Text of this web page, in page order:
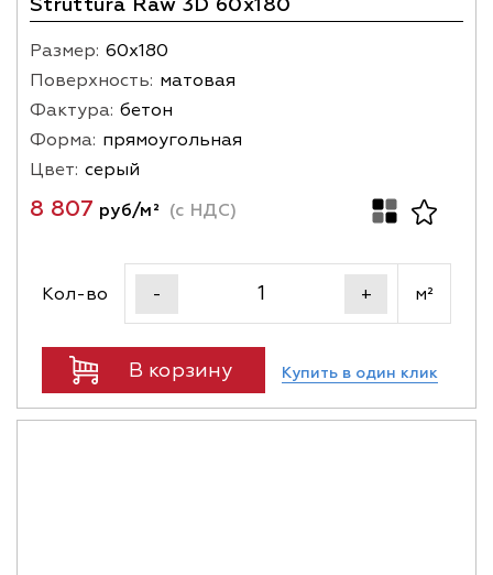
Размер: 60х180
Поверхность: матовая
Фактура: бетон
Форма: прямоугольная
Цвет: серый
8 807 руб/м² (с НДС)
Кол-во - + м²
В корзину Купить в один клик